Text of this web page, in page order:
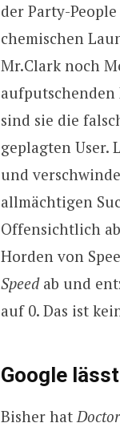
der Party-
chemischen
Mr.Clark noch
sind sie die
geplagten User.
und
allmächtigen
Offensichtlich
Horden von
Speedab und
auf 0. Das ist
Google
Bisher hat